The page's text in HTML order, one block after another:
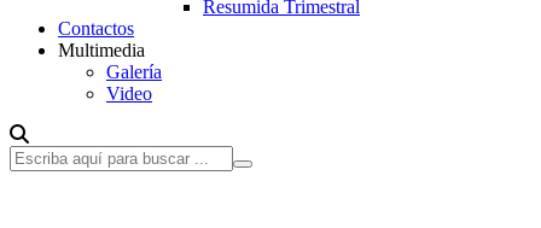
Resumida Trimestral
Contactos
Multimedia
Galería
Video